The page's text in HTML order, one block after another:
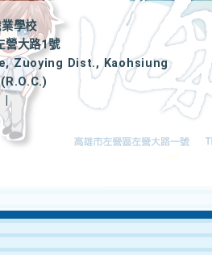
學校
營大路1號
Zuoying Dist., Kaohsiung
|